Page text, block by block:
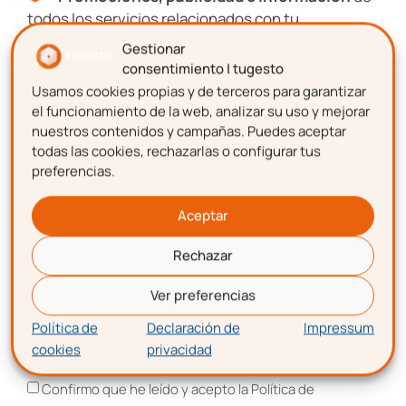
Gestionar
consentimiento | tugesto
Usamos cookies propias y de terceros para garantizar
el funcionamiento de la web, analizar su uso y mejorar
nuestros contenidos y campañas. Puedes aceptar
todas las cookies, rechazarlas o configurar tus
preferencias.
Aceptar
Rechazar
Ver preferencias
Política de
cookies
Declaración de
privacidad
Impressum
8.000 gestioners
Suscríbete y forma parte del
EMPRENDEDORES
Artículos, guías, recursos y consejosde
expertos.
Promociones, publicidad e información
todos los servicios relacionados con tu
Nombre
Apellidos
todos los servicios relacionados con tu
emprendimiento.
Nombre
Apellidos
Correo electrónico
Aceptación de términos y condiciones
Confirmo que he leído y acepto la Política de